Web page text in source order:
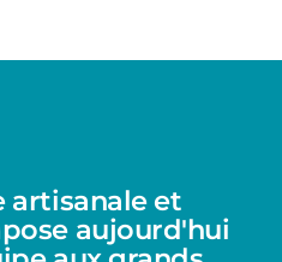
artisanale et
aujourd'hui